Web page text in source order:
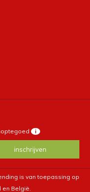
i
is van toepassing op
en België.